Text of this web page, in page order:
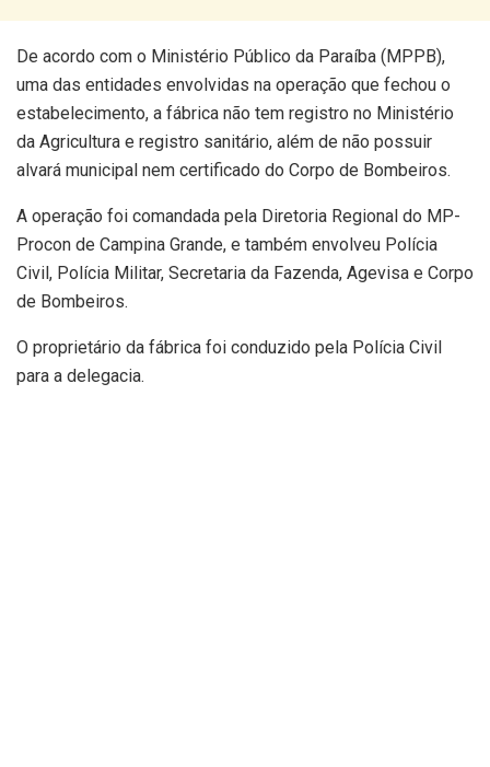
De acordo com o Ministério Público da Paraíba (MPPB),
uma das entidades envolvidas na operação que fechou o
estabelecimento, a fábrica não tem registro no Ministério
da Agricultura e registro sanitário, além de não possuir
alvará municipal nem certificado do Corpo de Bombeiros.
A operação foi comandada pela Diretoria Regional do MP-
Procon de Campina Grande, e também envolveu Polícia
Civil, Polícia Militar, Secretaria da Fazenda, Agevisa e Corpo
de Bombeiros.
O proprietário da fábrica foi conduzido pela Polícia Civil
para a delegacia.